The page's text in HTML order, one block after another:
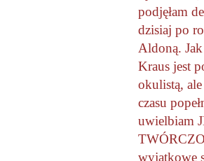
podjęłam
dzisiaj po
Aldoną.
Kraus jest
okulistą,
czasu
uwielbiam
wyjątkowe